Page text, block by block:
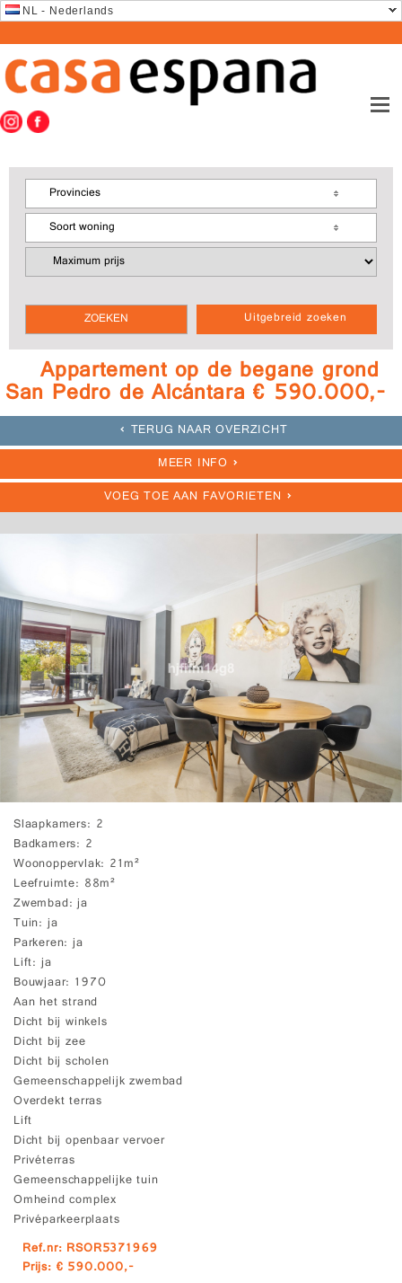
NL - Nederlands
Uitgebreid zoeken
Provincies
Soort woning
Appartement op de begane grond
San Pedro de Alcántara € 590.000,-
TERUG NAAR OVERZICHT
MEER INFO
VOEG TOE AAN FAVORIETEN
Slaapkamers 2
Badkamers 2
Woonoppervlak 21m²
Leefruimte 88m²
Zwembad ja
Tuin ja
Parkeren ja
Lift ja
Bouwjaar 1970
Aan het strand
Dicht bij winkels
Dicht bij zee
Dicht bij scholen
Gemeenschappelijk zwembad
Overdekt terras
Lift
Dicht bij openbaar vervoer
Privéterras
Gemeenschappelijke tuin
Omheind complex
Privéparkeerplaats
Ref.nr: RSOR5371969
Prijs: € 590.000,-